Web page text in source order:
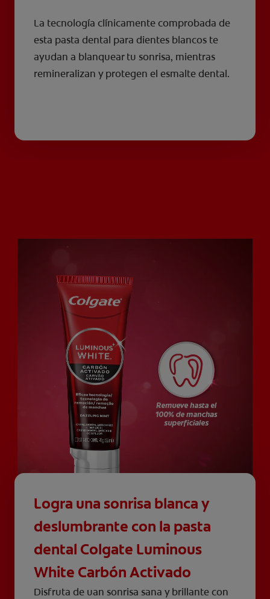
La tecnología clínicamente comprobada de
esta pasta dental para dientes blancos te
ayudan a blanquear tu sonrisa, mientras
remineralizan y protegen el esmalte dental.
Logra una sonrisa blanca y
deslumbrante con la pasta
dental Colgate Luminous
White Carbón Activado
Disfruta de uan sonrisa sana y brillante con